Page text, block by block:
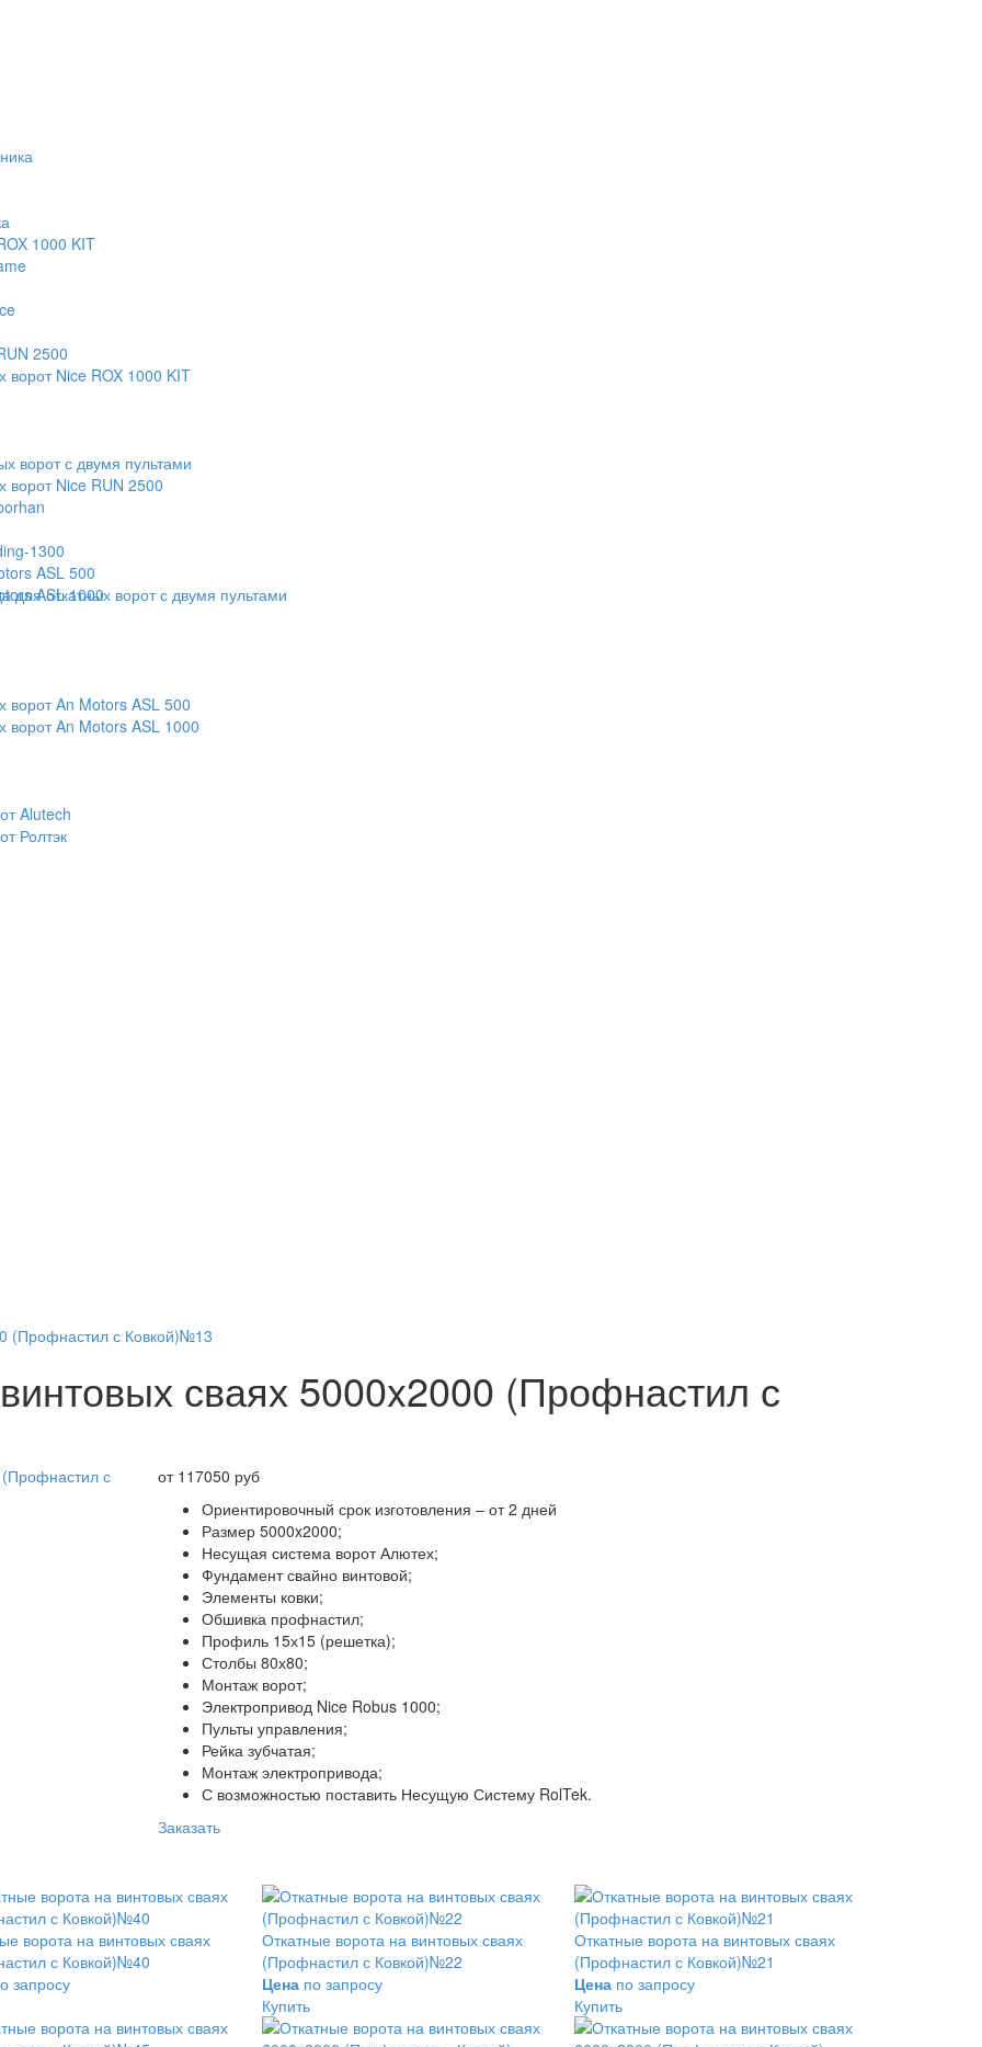
ворот Nice ROX 1000 KIT
ворот Nice RUN 2500
1300
для откатных ворот с двумя пультами
ворот An Motors ASL 500
ворот An Motors ASL 1000
Alutech
Ролтэк
1000 KIT
2500
ворот с двумя пультами
ASL 500
ASL 1000
(Профнастил с Ковкой)№13
сваях 5000x2000 (Профнастил с
от 117050 руб
Ориентировочный срок изготовления – от 2 дней
Размер 5000x2000;
Несущая система ворот Алютех;
Фундамент свайно винтовой;
Элементы ковки;
Обшивка профнастил;
Профиль 15х15 (решетка);
Столбы 80х80;
Монтаж ворот;
Электропривод Nice Robus 1000;
Пульты управления;
Рейка зубчатая;
Монтаж электропривода;
С возможностью поставить Несущую Систему RolTek.
Заказать
ворота на винтовых сваях
с Ковкой)№40
запросу
Откатные ворота на винтовых сваях
(Профнастил с Ковкой)№22
Цена по запросу
Купить
Откатные ворота на винтовых сваях
(Профнастил с Ковкой)№21
Цена по запросу
Купить